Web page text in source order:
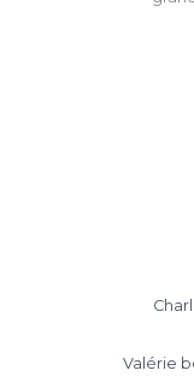
Valérie